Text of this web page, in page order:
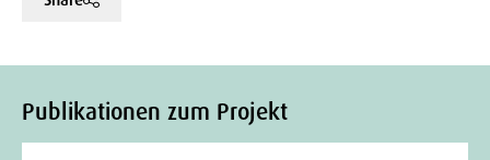
Publikationen zum Projekt